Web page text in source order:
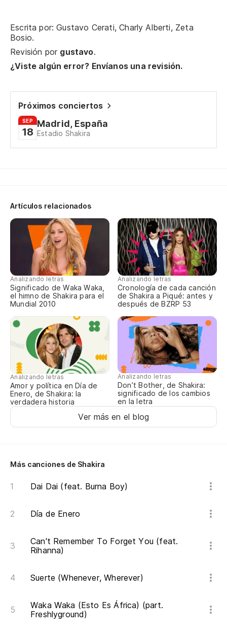
Escrita por: Gustavo Cerati, Charly Alberti, Zeta
Bosio.
Revisión por gustavo.
¿Viste algún error? Envíanos una revisión.
Próximos conciertos
SEP
18
Madrid, España
Estadio Shakira
Artículos relacionados
Analizando letras
Significado de Waka Waka,
el himno de Shakira para el
Mundial 2010
Analizando letras
Cronología de cada canción
de Shakira a Piqué: antes y
después de BZRP 53
Analizando letras
Amor y política en Día de
Enero, de Shakira: la
verdadera historia
Analizando letras
Don’t Bother, de Shakira:
significado de los cambios
en la letra
Ver más en el blog
Más canciones de Shakira
Dai Dai (feat. Burna Boy)
Día de Enero
Can't Remember To Forget You (feat.
Rihanna)
Suerte (Whenever, Wherever)
Waka Waka (Esto Es África) (part.
Freshlyground)